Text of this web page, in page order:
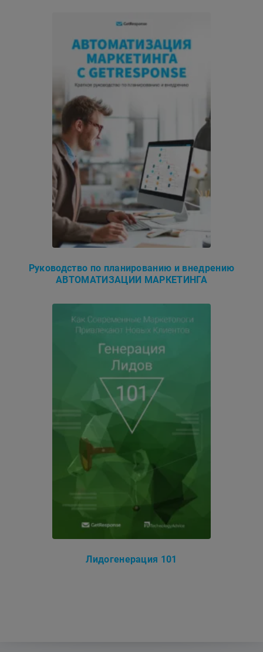
Руководство по планированию и внедрению
АВТОМАТИЗАЦИИ МАРКЕТИНГА
Лидогенерация 101